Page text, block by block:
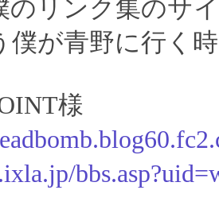
のリンク集のサ
僕が青野に行く
様